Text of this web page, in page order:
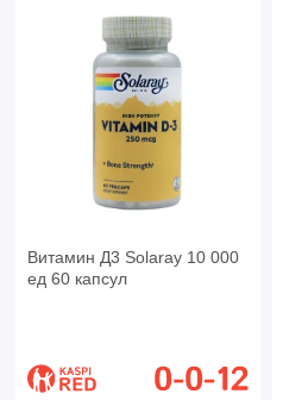
Витамин Д3 Solaray 10 000
ед 60 капсул